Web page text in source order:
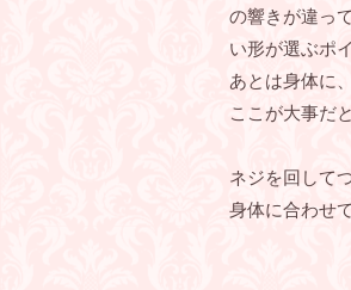
の響きが違っ
い形が選ぶポ
あとは身体に
ここが大事だ
ネジを回して
身体に合わせ